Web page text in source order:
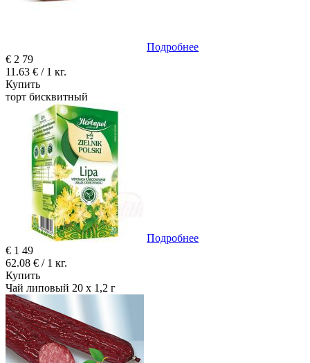
Подробнее
€ 2 79
11.63 € / 1 кг.
Купить
торт бисквитный
Подробнее
€ 1 49
62.08 € / 1 кг.
Купить
Чай липовый 20 x 1,2 г